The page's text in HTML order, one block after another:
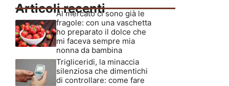
Articoli recenti
Al mercato ci sono già le
fragole: con una vaschetta
ho preparato il dolce che
mi faceva sempre mia
nonna da bambina
Trigliceridi, la minaccia
silenziosa che dimentichi
di controllare: come fare